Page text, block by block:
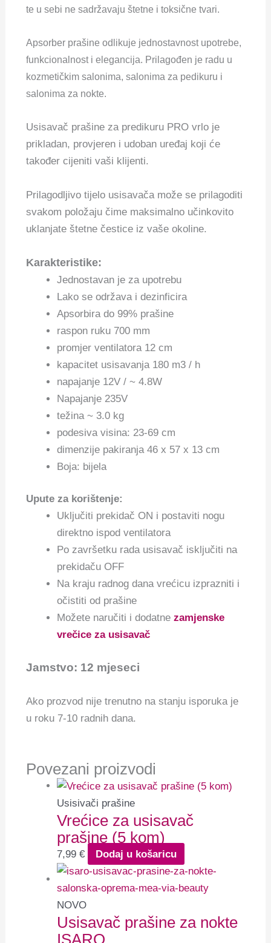
te u sebi ne sadržavaju štetne i toksične tvari.
Apsorber prašine odlikuje jednostavnost upotrebe,
funkcionalnost i elegancija. Prilagođen je radu u
kozmetičkim salonima, salonima za pedikuru i
salonima za nokte.
Usisavač prašine za predikuru PRO vrlo je
prikladan, provjeren i udoban uređaj koji će
također cijeniti vaši klijenti.
Prilagodljivo tijelo usisavača može se prilagoditi
svakom položaju čime maksimalno učinkovito
uklanjate štetne čestice iz vaše okoline.
Karakteristike:
Jednostavan je za upotrebu
Lako se održava i dezinficira
Apsorbira do 99% prašine
raspon ruku 700 mm
promjer ventilatora 12 cm
kapacitet usisavanja 180 m3 / h
napajanje 12V / ~ 4.8W
Napajanje 235V
težina ~ 3.0 kg
podesiva visina: 23-69 cm
dimenzije pakiranja 46 x 57 x 13 cm
Boja: bijela
Upute za korištenje:
Uključiti prekidač ON i postaviti nogu
direktno ispod ventilatora
Po završetku rada usisavač isključiti na
prekidaču OFF
Na kraju radnog dana vrećicu izprazniti i
očistiti od prašine
Možete naručiti i dodatnezamjenske
vrečice za usisavač
Jamstvo: 12 mjeseci
Ako prozvod nije trenutno na stanju isporuka je
u roku 7-10 radnih dana.
Povezani proizvodi
Usisivači prašine
Vrećice za usisavač
prašine (5 kom)
7,99€ Dodaj u košaricu
NOVO
Usisavač prašine za nokte
ISARO